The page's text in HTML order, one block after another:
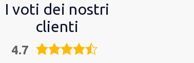
I voti dei nostri
clienti
4.7
4,7